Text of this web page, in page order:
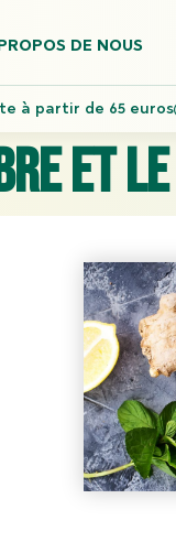
DE NOUS
à partir de 65 euros
et